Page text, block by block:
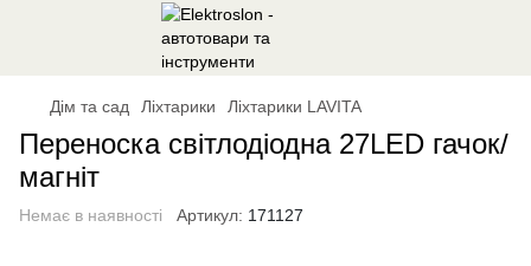
Дім та сад Ліхтарики Ліхтарики LAVITA
Переноска світлодіодна 27LED гачок/
магніт
Немає в наявності Артикул: 171127